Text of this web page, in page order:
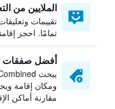
الملايين من
تقييمات
تمامًا. احجز
أفضل صفقات
ومكان إقامة
مقارنة أماكن